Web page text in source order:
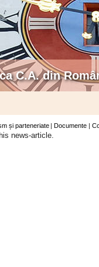
C.A. din
și parteneriate Documente
news-article.